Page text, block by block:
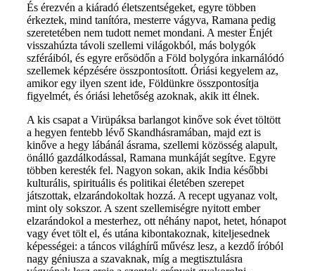
És érezvén a kiáradó életszentségeket, egyre többen
érkeztek, mind tanítóra, mesterre vágyva, Ramana pedig
szeretetében nem tudott nemet mondani. A mester Énjét
visszahúzta távoli szellemi világokból, más bolygók
szféráiból, és egyre erősödőn a Föld bolygóra inkarnálódó
szellemek képzésére összpontosított. Óriási kegyelem az,
amikor egy ilyen szent ide, Földünkre összpontosítja
figyelmét, és óriási lehetőség azoknak, akik itt élnek.
A kis csapat a Virüpáksa barlangot kinőve sok évet töltött
a hegyen fentebb lévő Skandhásramában, majd ezt is
kinőve a hegy lábánál ásrama, szellemi közösség alapult,
önálló gazdálkodással, Ramana munkáját segítve. Egyre
többen keresték fel. Nagyon sokan, akik India későbbi
kulturális, spirituális és politikai életében szerepet
játszottak, elzarándokoltak hozzá. A recept ugyanaz volt,
mint oly sokszor. A szent szellemiségre nyitott ember
elzarándokol a mesterhez, ott néhány napot, hetet, hónapot
vagy évet tölt el, és utána kibontakoznak, kiteljesednek
képességei: a táncos világhírű művész lesz, a kezdő íróból
nagy géniusza a szavaknak, míg a megtisztulásra